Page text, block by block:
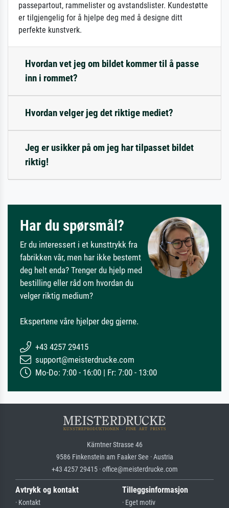
passepartout, rammelister og avstandslister. Kundestøtte
er tilgjengelig for å hjelpe deg med å designe ditt
perfekte kunstverk.
Hvordan vet jeg om bildet kommer til å passe
inn i rommet?
Hvordan velger jeg det riktige mediet?
Jeg er usikker på om jeg har tilpasset bildet
riktig!
Har du spørsmål?
Er du interessert i et kunsttrykk fra
fabrikken vår, men har ikke bestemt
deg helt enda? Trenger du hjelp med
bestilling eller råd om hvordan du
velger riktig medium?
Ekspertene våre hjelper deg gjerne.
+43 4257 29415
support@meisterdrucke.com
Mo-Do: 7:00 - 16:00 | Fr: 7:00 - 13:00
Kärntner Strasse 46
9586 Finkenstein am Faaker See · Austria
+43 4257 29415 · office@meisterdrucke.com
Avtrykk og kontakt
· Kontakt
Tilleggsinformasjon
· Eget motiv